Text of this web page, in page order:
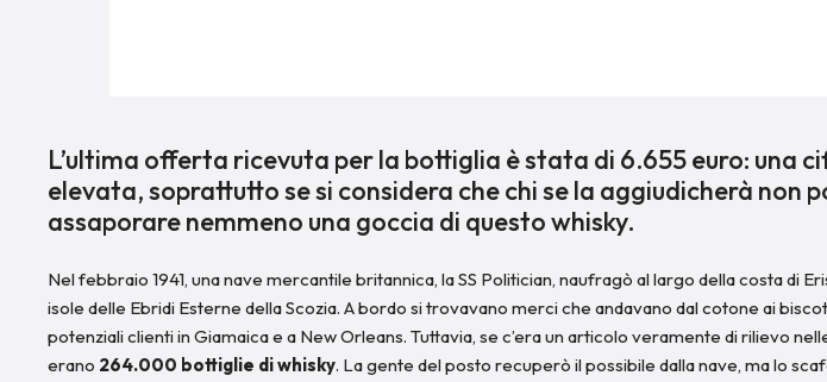
L’ultima offerta ricevuta per la bottiglia è stata di 6.655 euro: una
elevata, soprattutto se si considera che chi se la aggiudicherà non
assaporare nemmeno una goccia di questo whisky.
Nel febbraio 1941, una nave mercantile britannica, la SS Politician, naufragò al largo della costa di
isole delle Ebridi Esterne della Scozia. A bordo si trovavano merci che andavano dal cotone ai
potenziali clienti in Giamaica e a New Orleans. Tuttavia, se c’era un articolo veramente di rilievo
erano 264.000 bottiglie di whisky. La gente del posto recuperò il possibile dalla nave, ma lo